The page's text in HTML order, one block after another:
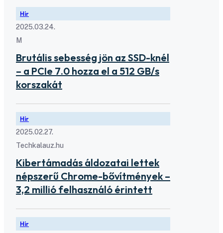
Hír
2025.03.24.
M
Brutális sebesség jön az SSD-knél
– a PCIe 7.0 hozza el a 512 GB/s
korszakát
Hír
2025.02.27.
Techkalauz.hu
Kibertámadás áldozatai lettek
népszerű Chrome-bővítmények –
3,2 millió felhasználó érintett
Hír